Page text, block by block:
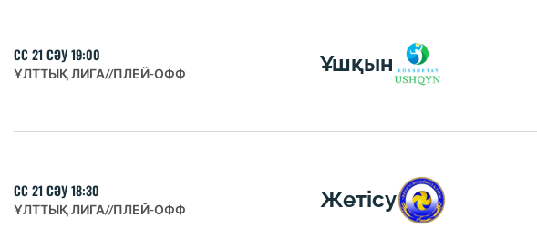
СС 21 СӘУ 19:00
ҰЛТТЫҚ ЛИГА//ПЛЕЙ-ОФФ Ұшқын
СС 21 СӘУ 18:30
ҰЛТТЫҚ ЛИГА//ПЛЕЙ-ОФФ Жетісу